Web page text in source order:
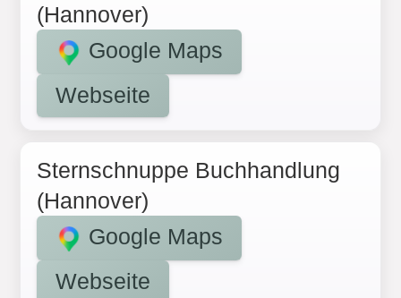
(Hannover)
Google Maps
Webseite
Sternschnuppe Buchhandlung
(Hannover)
Google Maps
Webseite